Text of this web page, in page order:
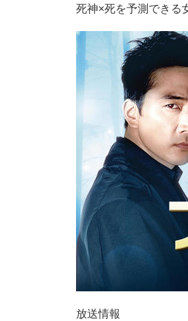
死神×死を予測できる
放送情報